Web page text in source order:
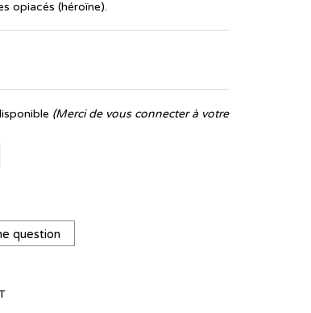
opiacés (héroïne).
(Merci de vous connecter à votre
question